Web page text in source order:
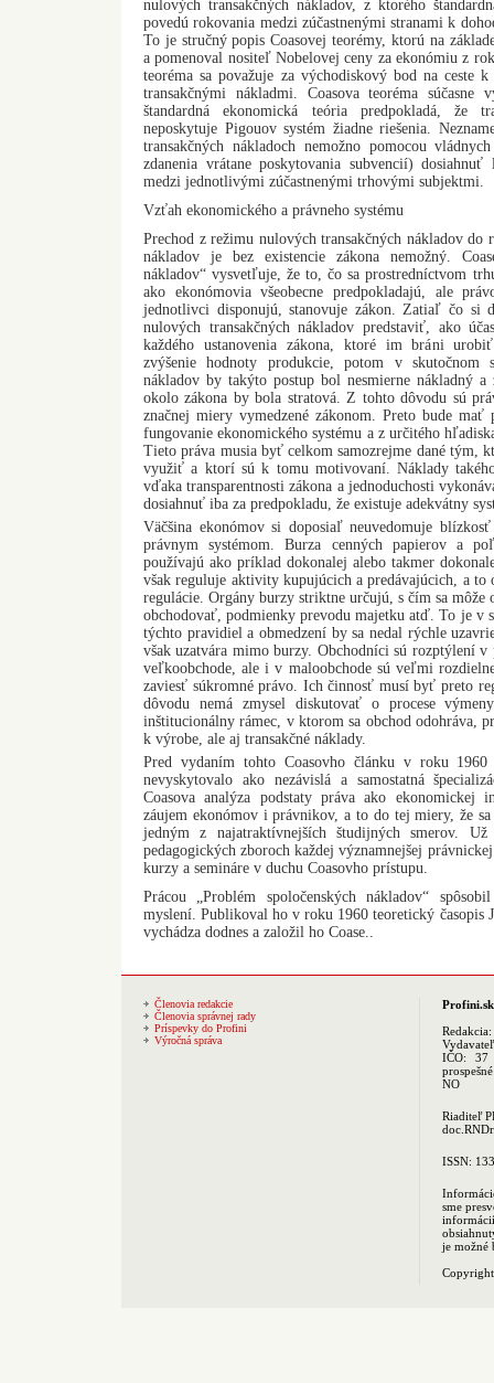
nulových transakčných nákladov, z ktorého
povedú rokovania medzi zúčastnenými stranami k
To je stručný popis Coasovej teorémy, ktorú na
a pomenoval nositeľ Nobelovej ceny za ekonómiu z
teoréma sa považuje za východiskový bod na ceste
transakčnými nákladmi. Coasova teoréma súčasne
štandardná ekonomická teória predpokladá, že
neposkytuje Pigouov systém žiadne riešenia.
transakčných nákladoch nemožno pomocou
zdanenia vrátane poskytovania subvencií)
medzi jednotlivými zúčastnenými trhovými subjektmi.
Vzťah ekonomického a právneho systému
Prechod z režimu nulových transakčných nákladov do
nákladov je bez existencie zákona nemožný.
nákladov“ vysvetľuje, že to, čo sa prostredníctvom
ako ekonómovia všeobecne predpokladajú, ale
jednotlivci disponujú, stanovuje zákon. Zatiaľ čo si
nulových transakčných nákladov predstaviť, ako
každého ustanovenia zákona, ktoré im bráni
zvýšenie hodnoty produkcie, potom v skutočnom
nákladov by takýto postup bol nesmierne nákladný a
okolo zákona by bola stratová. Z tohto dôvodu sú
značnej miery vymedzené zákonom. Preto bude
fungovanie ekonomického systému a z určitého
Tieto práva musia byť celkom samozrejme dané tým,
využiť a ktorí sú k tomu motivovaní. Náklady
vďaka transparentnosti zákona a jednoduchosti
dosiahnuť iba za predpokladu, že existuje adekvátny
Väčšina ekonómov si doposiaľ neuvedomuje
právnym systémom. Burza cenných papierov a
používajú ako príklad dokonalej alebo takmer
však reguluje aktivity kupujúcich a predávajúcich, a to
regulácie. Orgány burzy striktne určujú, s čím sa môže
obchodovať, podmienky prevodu majetku atď. To je v
týchto pravidiel a obmedzení by sa nedal rýchle
však uzatvára mimo burzy. Obchodníci sú rozptýlení
veľkoobchode, ale i v maloobchode sú veľmi
zaviesť súkromné právo. Ich činnosť musí byť preto
dôvodu nemá zmysel diskutovať o procese
inštitucionálny rámec, v ktorom sa obchod odohráva,
k výrobe, ale aj transakčné náklady.
Pred vydaním tohto Coasovho článku v roku
nevyskytovalo ako nezávislá a samostatná
Coasova analýza podstaty práva ako ekonomickej
záujem ekonómov i právnikov, a to do tej miery, že sa
jedným z najatraktívnejších študijných smerov.
pedagogických zboroch každej významnejšej
kurzy a semináre v duchu Coasovho prístupu.
Prácou „Problém spoločenských nákladov“
myslení. Publikoval ho v roku 1960 teoretický časopis
vychádza dodnes a založil ho Coase..
Členovia redakcie
Členovia správnej rady
Príspevky do Profini
Výročná správa
Profini.sk
Redakcia:
IČO: 37
NO
Riaditeľ
ISSN:
sme
je možné